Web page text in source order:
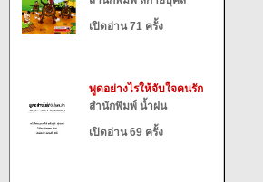
เปิดอ่าน 71 ครั้ง
พูดอย่างไรให้จับใจคนรัก
สำนักพิมพ์ น้ำฝน
เปิดอ่าน 69 ครั้ง